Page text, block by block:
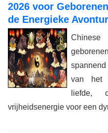
2026 voor
de Energieke
van het
liefde,
vrijheidsenergie voor een